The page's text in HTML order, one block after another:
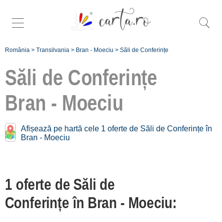
România > Transilvania > Bran - Moeciu > Săli de Conferințe
Săli de Conferințe
Bran - Moeciu
Afișează pe hartă cele 1 oferte de Săli de Conferințe în
Bran - Moeciu
1 oferte de Săli de
Conferințe în Bran - Moeciu:
Caută mai
conferințe în
Înscrie o